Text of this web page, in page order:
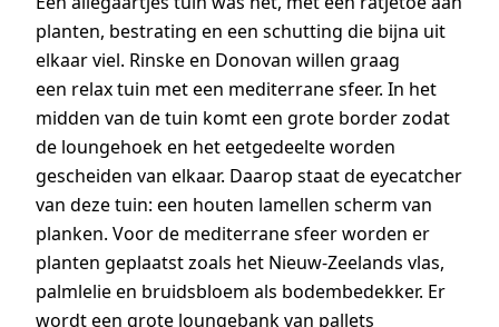
planten, bestrating en een schutting die bijna uit
elkaar viel. Rinske en Donovan willen graag
een relax tuin met een mediterrane sfeer. In het
midden van de tuin komt een grote border zodat
de loungehoek en het eetgedeelte worden
gescheiden van elkaar. Daarop staat de eyecatcher
van deze tuin: een houten lamellen scherm van
planken. Voor de mediterrane sfeer worden er
planten geplaatst zoals het Nieuw-Zeelands vlas,
palmlelie en bruidsbloem als bodembedekker. Er
wordt een grote loungebank van pallets